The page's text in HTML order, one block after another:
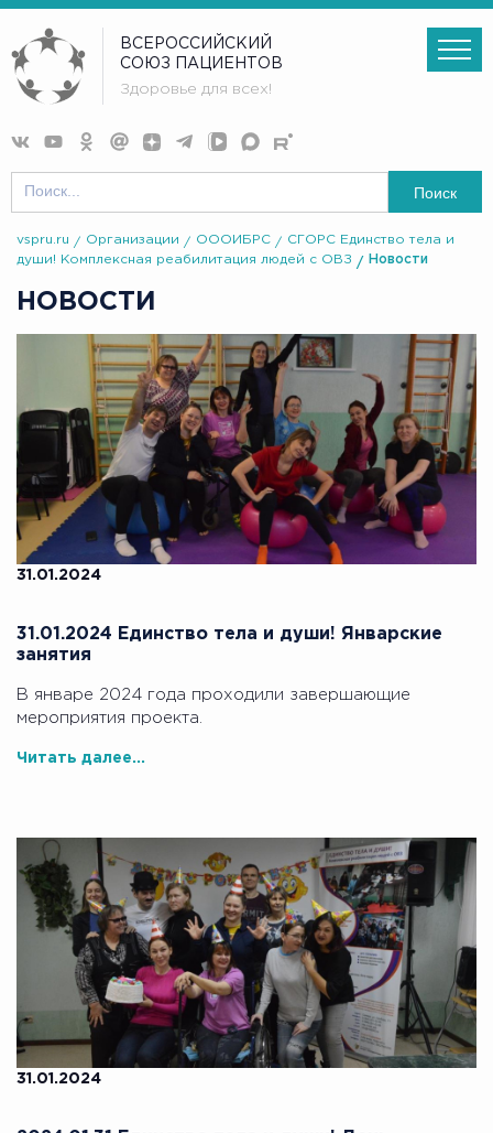
ВСЕРОССИЙСКИЙ
СОЮЗ ПАЦИЕНТОВ
Здоровье для всех!
Поиск
vspru.ru Организации ОООИБРС
СГОРС Единство тела и
души! Комплексная реабилитация людей с ОВЗ
Новости
НОВОСТИ
31.01.2024
31.01.2024 Единство тела и души! Январские
занятия
В январе 2024 года проходили завершающие
мероприятия проекта.
Читать далее...
31.01.2024